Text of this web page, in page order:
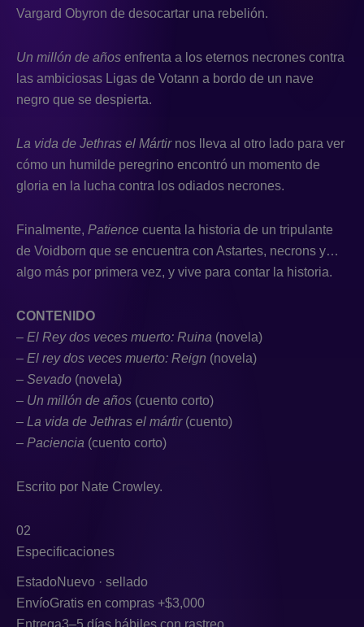
Vargard Obyron de desocartar una rebelión.
Un millón de años enfrenta a los eternos necrones contra
las ambiciosas Ligas de Votann a bordo de un nave
negro que se despierta.
La vida de Jethras el Mártir nos lleva al otro lado para ver
cómo un humilde peregrino encontró un momento de
gloria en la lucha contra los odiados necrones.
Finalmente, Patience cuenta la historia de un tripulante
de Voidborn que se encuentra con Astartes, necrons y…
algo más por primera vez, y vive para contar la historia.
CONTENIDO
– El Rey dos veces muerto: Ruina (novela)
– El rey dos veces muerto: Reign (novela)
– Sevado (novela)
– Un millón de años (cuento corto)
– La vida de Jethras el mártir (cuento)
– Paciencia (cuento corto)
Escrito por Nate Crowley.
02
Especificaciones
EstadoNuevo · sellado
EnvíoGratis en compras +$3,000
Entrega3–5 días hábiles con rastreo